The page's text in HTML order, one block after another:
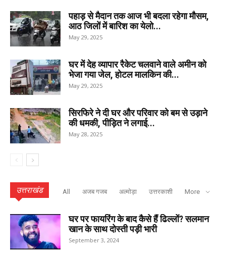
पहाड़ से मैदान तक आज भी बदला रहेगा मौसम,
आठ जिलों में बारिश का येलो...
May 29, 2025
घर में देह व्यापार रैकेट चलवाने वाले अमीन को
भेजा गया जेल, होटल मालकिन की...
May 29, 2025
सिरफिरे ने दी घर और परिवार को बम से उड़ाने
की धमकी, पीड़ित ने लगाई...
May 28, 2025
उत्तराखंड All अजब गजब अल्मोड़ा उत्तरकाशी More
घर पर फायरिंग के बाद कैसे हैं ढिल्लों? सलमान
खान के साथ दोस्ती पड़ी भारी
September 3, 2024